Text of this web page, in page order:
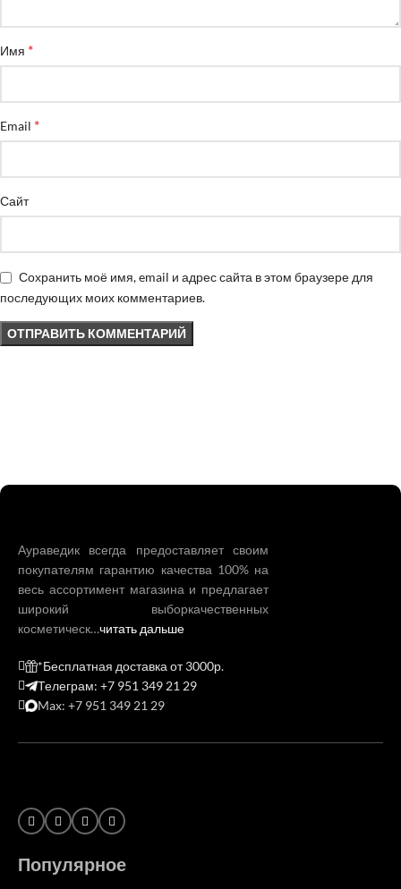
Имя *
Email *
Сайт
Сохранить моё имя, email и адрес сайта в этом браузере для
последующих моих комментариев.
Аураведик всегда предоставляет своим
покупателям гарантию качества 100% на
весь ассортимент магазина и предлагает
широкий выборкачественных
косметическ…читать дальше
*Бесплатная доставка от 3000р.
Телеграм: +7 951 349 21 29
Max: +7 951 349 21 29
Популярное